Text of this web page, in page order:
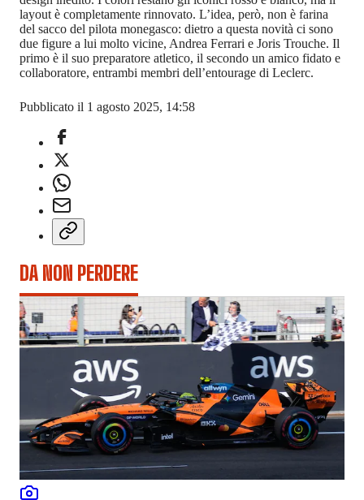
layout è completamente rinnovato. L’idea, però, non è farina
del sacco del pilota monegasco: dietro a questa novità ci sono
due figure a lui molto vicine, Andrea Ferrari e Joris Trouche. Il
primo è il suo preparatore atletico, il secondo un amico fidato e
collaboratore, entrambi membri dell’entourage di Leclerc.
Pubblicato il 1 agosto 2025, 14:58
DA NON PERDERE